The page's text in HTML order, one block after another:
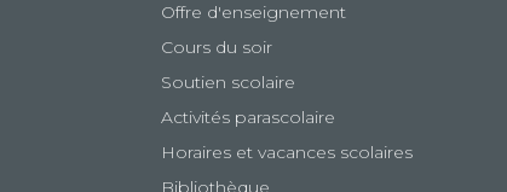
Offre d'enseignement
Cours du soir
Soutien scolaire
Activités parascolaire
Horaires et vacances scolaires
Bibliothèque